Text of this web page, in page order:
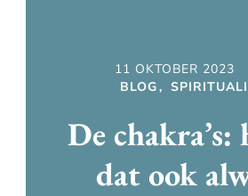
11 OKTOBER 2023
BLOG
De chakra’s:
dat ook